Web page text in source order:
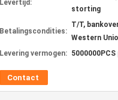
Levertijd:
storting
Betalingscondities:
T/T,
Western
Levering vermogen: 5000000PCS
Contact